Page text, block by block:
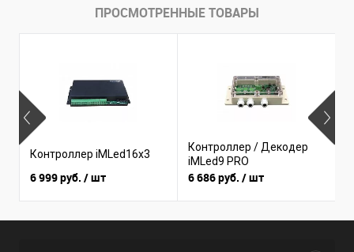
ПРОСМОТРЕННЫЕ ТОВАРЫ
Контроллер iMLed16x3
6 999 руб. / шт
Контроллер / Декодер
iMLed9 PRO
6 686 руб. / шт